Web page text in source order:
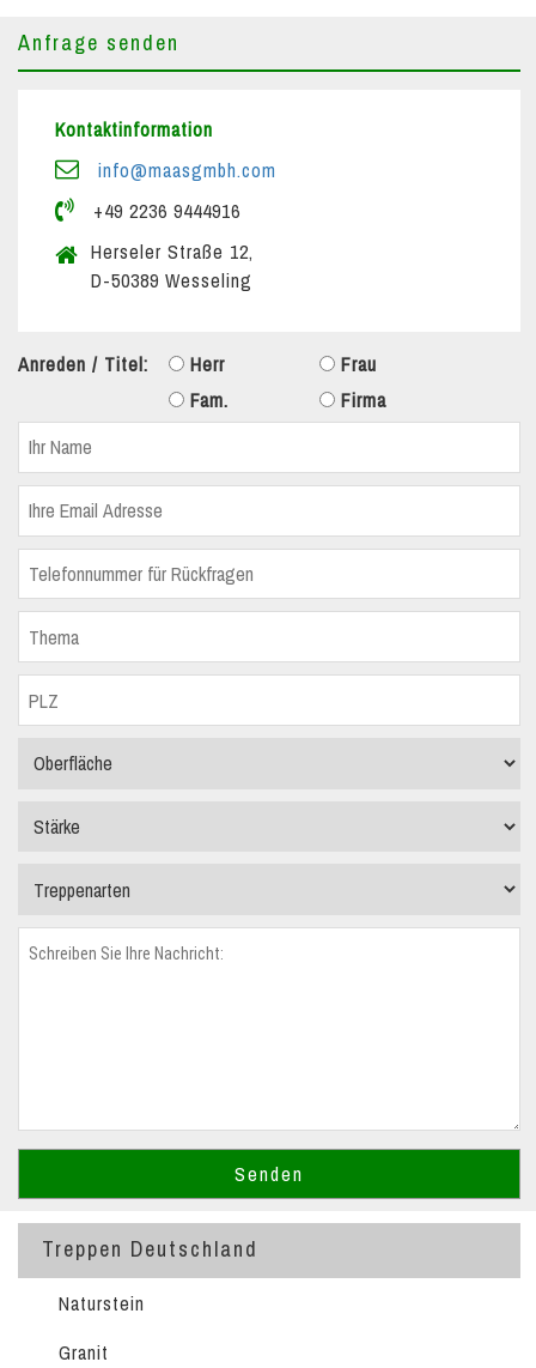
Anfrage senden
Kontaktinformation
info@maasgmbh.com
+49 2236 9444916
Herseler Straße 12,
D-50389 Wesseling
Anreden / Titel: Herr
Frau
Fam.
Firma
Treppen Deutschland
Naturstein
Granit